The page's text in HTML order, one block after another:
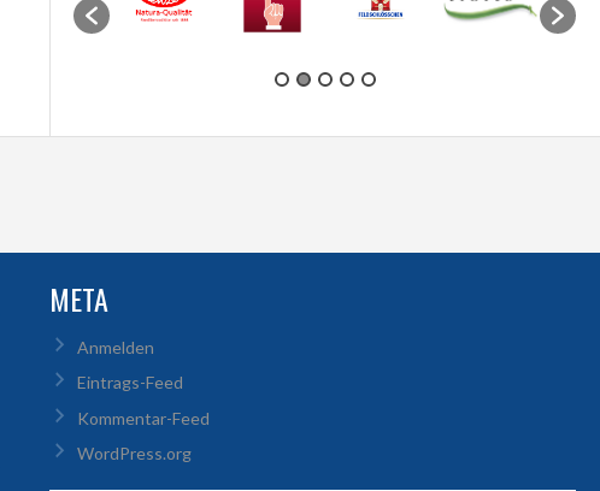
META
Anmelden
Eintrags-Feed
Kommentar-Feed
WordPress.org